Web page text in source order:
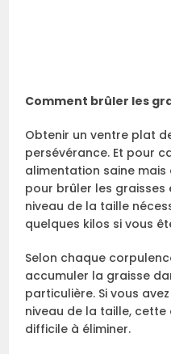
Comment brûler les
Obtenir un ventre plat
persévérance. Et pour
alimentation saine
pour brûler les graisses
niveau de la taille
quelques kilos si vous
Selon chaque
accumuler la graisse
particulière. Si vous
niveau de la taille,
difficile à éliminer.